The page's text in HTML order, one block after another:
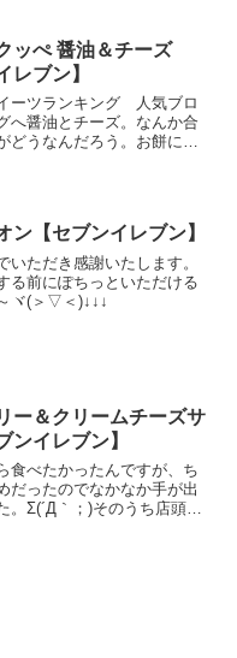
ッぺ 醤油＆チーズ
レブン】
ーツランキング 人気ブロ
へ醤油とチーズ。なんか合
どうなんだろう。お餅に醤
イズ自体が小...
ン【セブンイレブン】
いただき感謝いたします。
る前にぽちっといただける
ヾ(＞▽＜)↓↓↓
ー＆クリームチーズサ
ンイレブン】
食べたかったんですが、ち
だったのでなかなか手が出
。Σ(´Д｀；)そのうち店頭か